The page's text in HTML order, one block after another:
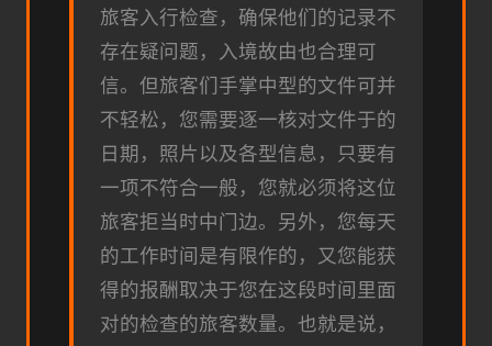
旅客入行检查，确保他们的记录不
存在疑问题，入境故由也合理可
信。但旅客们手掌中型的文件可并
不轻松，您需要逐一核对文件于的
日期，照片以及各型信息，只要有
一项不符合一般，您就必须将这位
旅客拒当时中门边。另外，您每天
的工作时间是有限作的，又您能获
得的报酬取决于您在这段时间里面
对的检查的旅客数量。也就是说，